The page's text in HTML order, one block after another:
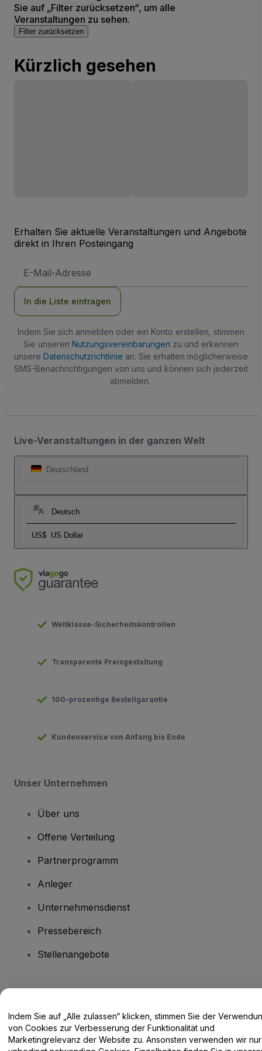
Sie auf „Filter zurücksetzen“, um alle
Veranstaltungen zu sehen.
Filter zurücksetzen
Kürzlich gesehen
Erhalten Sie aktuelle Veranstaltungen und Angebote
direkt in Ihren Posteingang
Mail-
In die Liste eintragen
Indem Sie sich anmelden oder ein Konto erstellen, stimmen
Sie unseren Nutzungsvereinbarungen zu und erkennen
unsere Datenschutzrichtlinie an. Sie erhalten möglicherweise
SMS-Benachrichtigungen von uns und können sich jederzeit
abmelden.
Live-Veranstaltungen in der ganzen Welt
Deutschland
Deutsch
US$ US Dollar
Weltklasse-Sicherheitskontrollen
Transparente Preisgestaltung
100-prozentige Bestellgarantie
Kundenservice von Anfang bis Ende
Unser Unternehmen
Über uns
Offene Verteilung
Partnerprogramm
Anleger
Unternehmensdienst
Pressebereich
Stellenangebote
Hilfe-Center / Kontakt
Indem Sie auf „Alle zulassen“ klicken, stimmen Sie der
von Cookies zur Verbesserung der Funktionalität und
Marketingrelevanz der Website zu. Ansonsten verwenden wir nur